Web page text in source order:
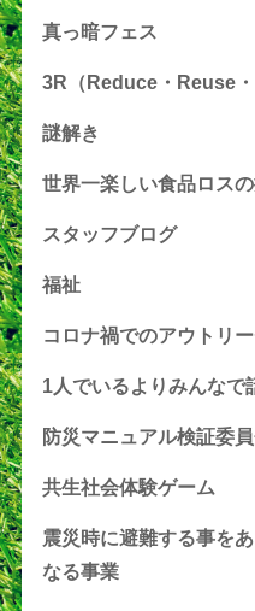
真っ暗フェス
3R（Reduce・Reuse・
謎解き
世界一楽しい食品ロス
スタッフブログ
福祉
コロナ禍でのアウトリ
1人でいるよりみんなで
防災マニュアル検証委
共生社会体験ゲーム
震災時に避難する事を
なる事業